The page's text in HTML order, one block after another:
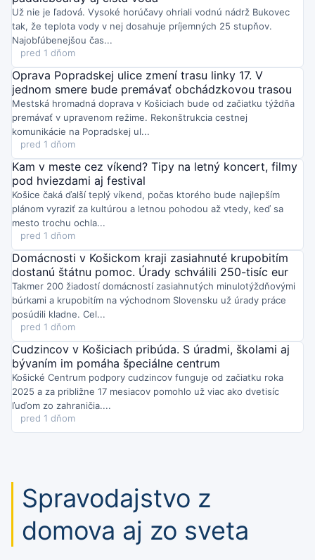
Nový pavilón nemocnice v Spišskej Novej Vsi už testujú
zdravotníciv vzorových priestoroch – od pôrodnej izby po
neonatológiu – aby doladili vybavenie aj bezpečnosť. Projekt za
72 miliónov eur prinesie 121 lôžok, operačné sály aj sterilizáciu;
nemocnica zostáva majetkom KSK.
Štvrtok o 12:13
V Košiciach pokračuje testovanie modernizovanej
električkovej trate v Nad jazerom: všetky typy električiek
absolvujú druhú technologickú jazduna overenie zjazdnosti,
koľajového vedenia aj trakcie. Mesto po ukončení skúšok a
zákonných procesov očakáva kolaudáciu a následne oznámi
termín spustenia prevádzky.
Štvrtok o 11:52
piatok športové aktivity, v sobotu večer hudobné kino venované
DJ-ovi Davidovi Guettovi. Nedeľu uzavrie Silband & DJ A-Z Best s
mixom tradičnej hudby a moderného DJingu.
Štvrtok o 09:56
Medveď Artur, narodený v Zoo Košice, má nový domov: po 500
km ho previezli do Zoo Vroclav.
testy predchádzali prirodzenému oddeleniu od matky po dvoch
rokoch. Košická zoo zároveň modernizuje takmer hektárový
medvedí výbeh.
Štvrtok o 09:17
Mestská polícia Košice mala v 31. týždni plné ruky práce: riešila
2213 udalostíod narušenia verejného poriadku cez pomoc
ľuďom v núdzi až po preventívne akcie. Dohliadala aj na
bezpečný priebeh podujatia Leto v Kulturparku.
Už nie je ľadová. Vysoké horúčavy ohriali vodnú nádrž Bukovec
tak, že teplota vody v nej dosahuje príjemných 25 stupňov.
Najobľúbenejšou čas...
pred 1 dňom
Oprava Popradskej ulice zmení trasu linky 17. V
jednom smere bude premávať obchádzkovou trasou
Mestská hromadná doprava v Košiciach bude od začiatku týždňa
premávať v upravenom režime. Rekonštrukcia cestnej
komunikácie na Popradskej ul...
pred 1 dňom
Kam v meste cez víkend? Tipy na letný koncert, filmy
pod hviezdami aj festival
Košice čaká ďalší teplý víkend, počas ktorého bude najlepším
plánom vyraziť za kultúrou a letnou pohodou až vtedy, keď sa
mesto trochu ochla...
pred 1 dňom
Domácnosti v Košickom kraji zasiahnuté krupobitím
dostanú štátnu pomoc. Úrady schválili 250-tisíc eur
Takmer 200 žiadostí domácností zasiahnutých minulotýždňovými
búrkami a krupobitím na východnom Slovensku už úrady práce
posúdili kladne. Cel...
pred 1 dňom
Cudzincov v Košiciach pribúda. S úradmi, školami aj
bývaním im pomáha špeciálne centrum
Košické Centrum podpory cudzincov funguje od začiatku roka
2025 a za približne 17 mesiacov pomohlo už viac ako dvetisíc
ľuďom zo zahraničia....
pred 1 dňom
Spravodajstvo z
domova aj zo sveta